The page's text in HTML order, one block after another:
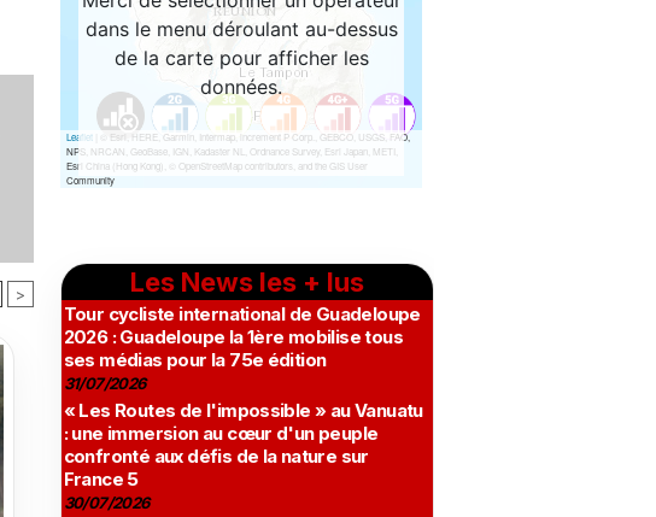
> Les News les + lus
Tour cycliste international de Guadeloupe
2026 : Guadeloupe la 1ère mobilise tous
ses médias pour la 75e édition
31/07/2026
« Les Routes de l'impossible » au Vanuatu
: une immersion au cœur d'un peuple
confronté aux défis de la nature sur
France 5
30/07/2026